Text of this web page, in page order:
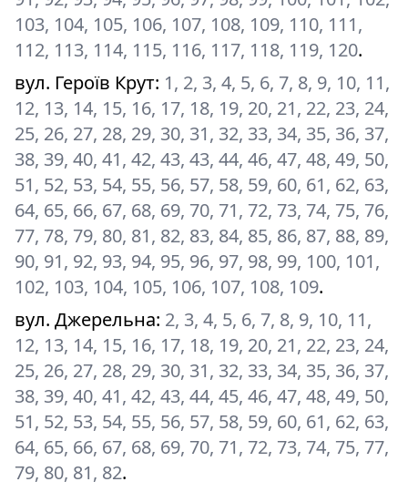
103, 104, 105, 106, 107, 108, 109, 110, 111,
112, 113, 114, 115, 116, 117, 118, 119, 120.
вул. Героїв Крут: 1, 2, 3, 4, 5, 6, 7, 8, 9, 10, 11,
12, 13, 14, 15, 16, 17, 18, 19, 20, 21, 22, 23, 24,
25, 26, 27, 28, 29, 30, 31, 32, 33, 34, 35, 36, 37,
38, 39, 40, 41, 42, 43, 43, 44, 46, 47, 48, 49, 50,
51, 52, 53, 54, 55, 56, 57, 58, 59, 60, 61, 62, 63,
64, 65, 66, 67, 68, 69, 70, 71, 72, 73, 74, 75, 76,
77, 78, 79, 80, 81, 82, 83, 84, 85, 86, 87, 88, 89,
90, 91, 92, 93, 94, 95, 96, 97, 98, 99, 100, 101,
102, 103, 104, 105, 106, 107, 108, 109.
вул. Джерельна: 2, 3, 4, 5, 6, 7, 8, 9, 10, 11,
12, 13, 14, 15, 16, 17, 18, 19, 20, 21, 22, 23, 24,
25, 26, 27, 28, 29, 30, 31, 32, 33, 34, 35, 36, 37,
38, 39, 40, 41, 42, 43, 44, 45, 46, 47, 48, 49, 50,
51, 52, 53, 54, 55, 56, 57, 58, 59, 60, 61, 62, 63,
64, 65, 66, 67, 68, 69, 70, 71, 72, 73, 74, 75, 77,
79, 80, 81, 82.